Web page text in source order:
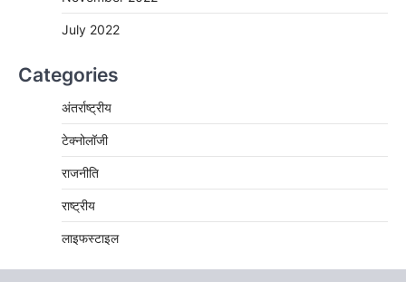
July 2022
Categories
अंतर्राष्ट्रीय
टेक्नोलॉजी
राजनीति
राष्ट्रीय
लाइफस्टाइल